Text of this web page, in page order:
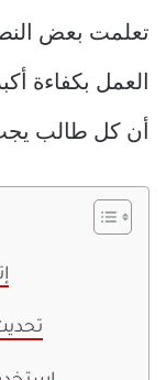
تعلمت بعض
أن كل طالب
2.